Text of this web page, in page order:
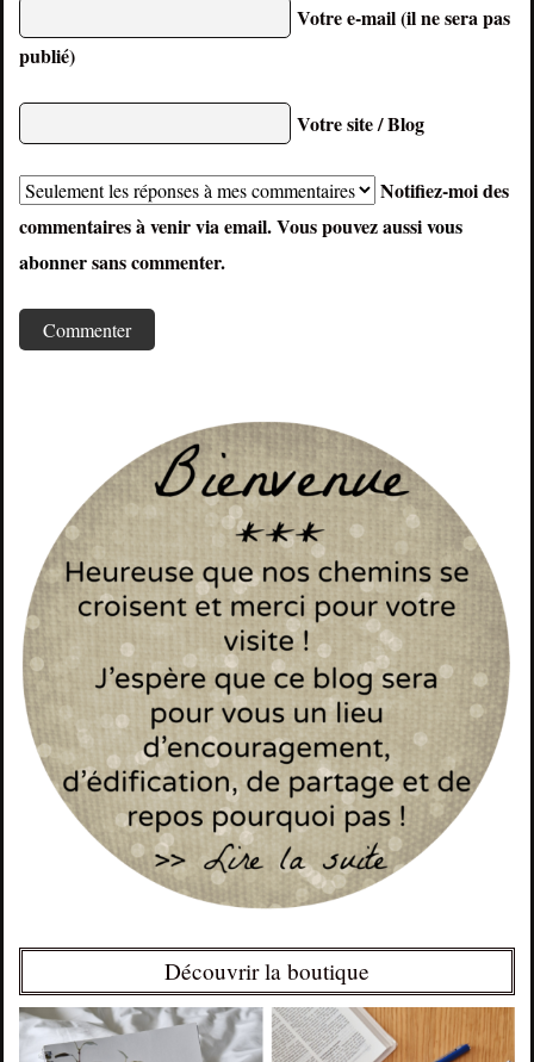
Votre e-mail (il ne sera pas
publié)
Votre site / Blog
Notifiez-moi des
commentaires à venir via email. Vous pouvez aussivous
abonnersans commenter.
Découvrir la boutique